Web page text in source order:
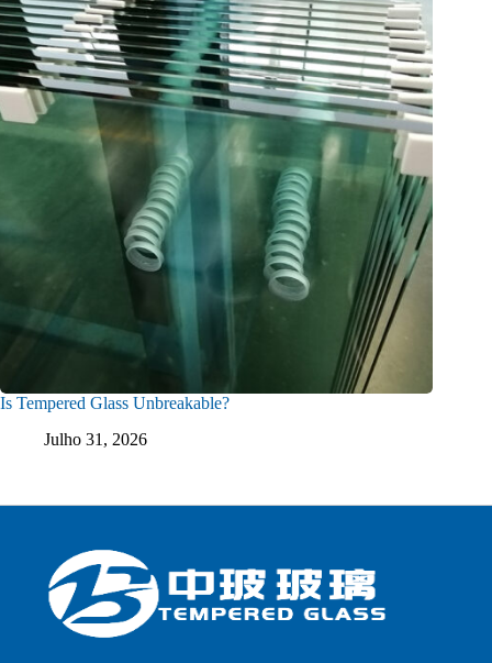
Is Tempered Glass Unbreakable?
Julho 31, 2026